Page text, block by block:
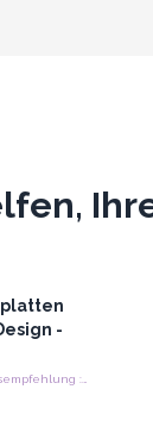
-
Unverbindliche Preisempfehlung : €9.50/stuck